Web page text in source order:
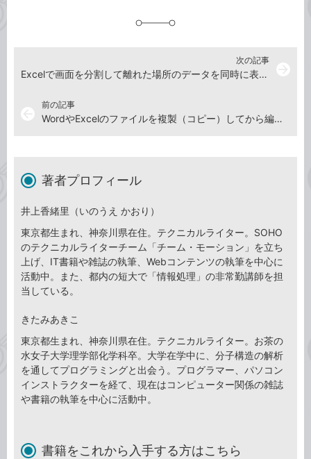
前の記事
WordやExcelのファイルを複製（コピー）してから編集するには
次の記事
Excelで画面を分割して離れた場所のデータを同時に表示する方法
著者プロフィール
井上香緒里（いのうえ かおり）
東京都生まれ、神奈川県在住。テクニカルライター。SOHO
のテクニカルライターチーム「チーム・モーション」を立ち
上げ、IT書籍や雑誌の執筆、Webコンテンツの執筆を中心に
活動中。また、都内の短大で「情報処理」の非常勤講師を担
当している。
きたみあきこ
東京都生まれ、神奈川県在住。テクニカルライター。お茶の
水女子大学理学部化学科卒。大学在学中に、分子構造の解析
を通してプログラミングと出会う。プログラマー、パソコン
インストラクターを経て、現在はコンピューター関係の雑誌
や書籍の執筆を中心に活動中。
書籍をこれから入手する方はこちら